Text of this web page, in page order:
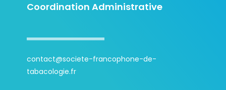
Coordination Administrative
contact@societe-francophone-de-
tabacologie.fr